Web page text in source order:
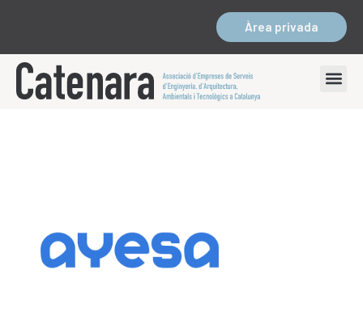
Àrea privada